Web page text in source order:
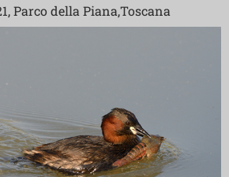
Parco della Piana,Toscana